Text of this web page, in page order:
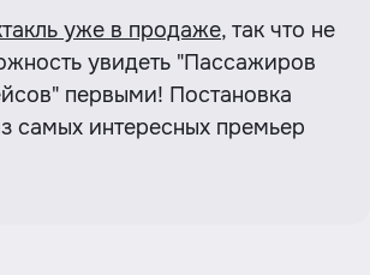
уже в продаже, так что не
увидеть "Пассажиров
первыми! Постановка
самых интересных премьер